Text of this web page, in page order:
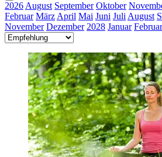
2026 August September Oktober
Februar März April Mai Juni Juli August
November Dezember 2028 Januar Februar